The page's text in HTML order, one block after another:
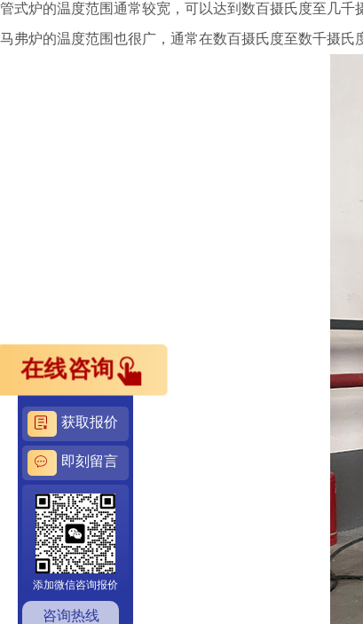
管式炉的温度范围通常较宽，可以达到数百摄氏度至几千
马弗炉的温度范围也很广，通常在数百摄氏度至数千摄氏
在线咨询
获取报价
即刻留言
添加微信咨询报价
咨询热线